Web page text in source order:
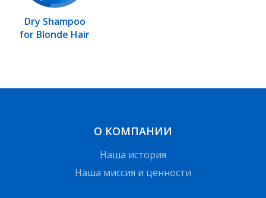
Dry Shampoo
for Blonde Hair
О КОМПАНИИ
Наша история
Наша миссия и ценности